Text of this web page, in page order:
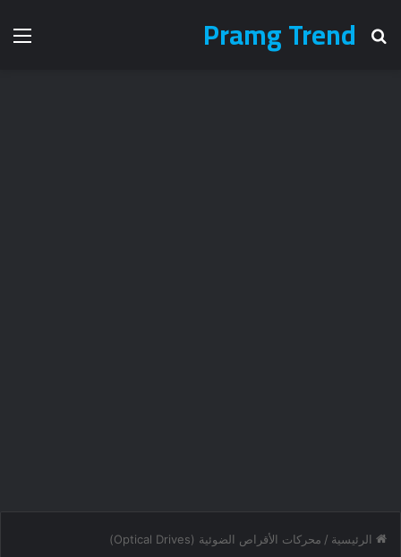
Pramg Trend
بحث عن
الرئيسية / محركات الأقراص الضوئية (Optical Drives)